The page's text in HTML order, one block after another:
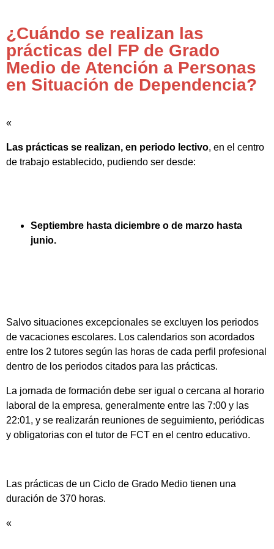
¿Cuándo se realizan las
prácticas del FP de Grado
Medio de Atención a Personas
en Situación de Dependencia?
«
Las prácticas se realizan, en periodo lectivo, en el centro
de trabajo establecido, pudiendo ser desde:
Septiembre hasta diciembre o de marzo hasta
junio.
Salvo situaciones excepcionales se excluyen los periodos
de vacaciones escolares. Los calendarios son acordados
entre los 2 tutores según las horas de cada perfil profesional
dentro de los periodos citados para las prácticas.
La jornada de formación debe ser igual o cercana al horario
laboral de la empresa, generalmente entre las 7:00 y las
22:01, y se realizarán reuniones de seguimiento, periódicas
y obligatorias con el tutor de FCT en el centro educativo.
Las prácticas de un Ciclo de Grado Medio tienen una
duración de 370 horas.
«